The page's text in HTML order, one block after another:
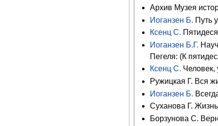
Архив Музея
Иоганзен Б. Путь
Ксенц С.
Иоганзен Б.Г.
Пегеля: (К
Ксенц С. Человек,
Ружицкая Г. Вся
Иоганзен Б.
Суханова Г.
Борзунова С.